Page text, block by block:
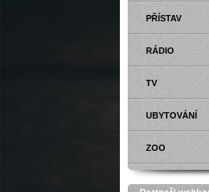
PŘÍSTAV
RÁDIO
TV
UBYTOVÁNÍ
ZOO